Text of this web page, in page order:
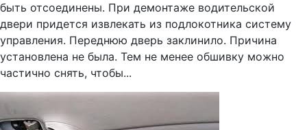
быть отсоединены. При демонтаже водительской
двери придется извлекать из подлокотника систему
управления. Переднюю дверь заклинило. Причина
установлена не была. Тем не менее обшивку можно
частично снять, чтобы...